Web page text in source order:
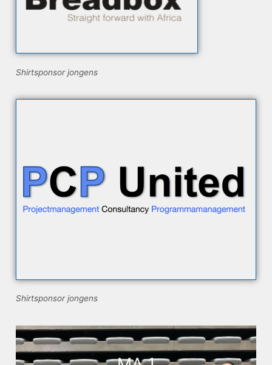
Shirtsponsor jongens
Shirtsponsor jongens